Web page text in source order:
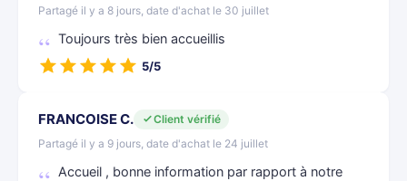
Partagé il y a 8 jours, date d'achat le 30 juillet
Toujours très bien accueillis
5/5
FRANCOISE C.
Client vérifié
Partagé il y a 9 jours, date d'achat le 24 juillet
Accueil , bonne information par rapport à notre